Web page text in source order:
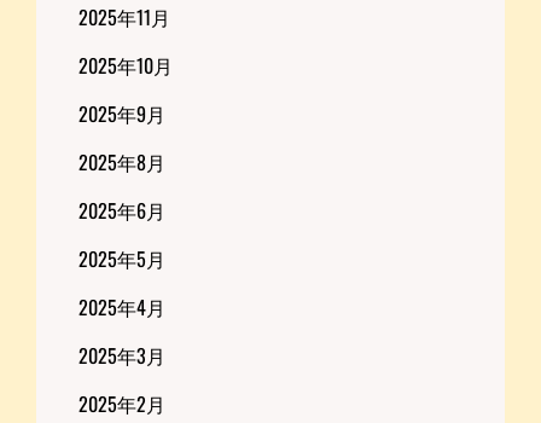
2025年11月
2025年10月
2025年9月
2025年8月
2025年6月
2025年5月
2025年4月
2025年3月
2025年2月